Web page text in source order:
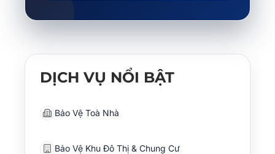
DỊCH VỤ NỔI BẬT
Bảo Vệ Toà Nhà
Bảo Vệ Khu Đô Thị & Chung Cư